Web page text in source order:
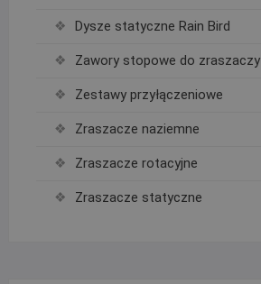
Dysze statyczne Rain Bird
Zawory stopowe do zraszaczy
Zestawy przyłączeniowe
Zraszacze naziemne
Zraszacze rotacyjne
Zraszacze statyczne